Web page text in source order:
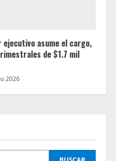
asume el cargo,
de $1.7 mil
2026